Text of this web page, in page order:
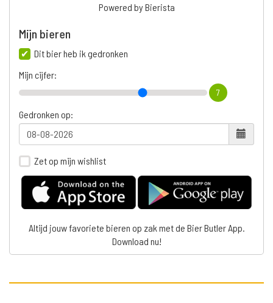
Powered by Bierista
Mijn bieren
Dit bier heb ik gedronken
Mijn cijfer:
7
Gedronken op:
Zet op mijn wishlist
Altijd jouw favoriete bieren op zak met de Bier Butler App.
Download nu!